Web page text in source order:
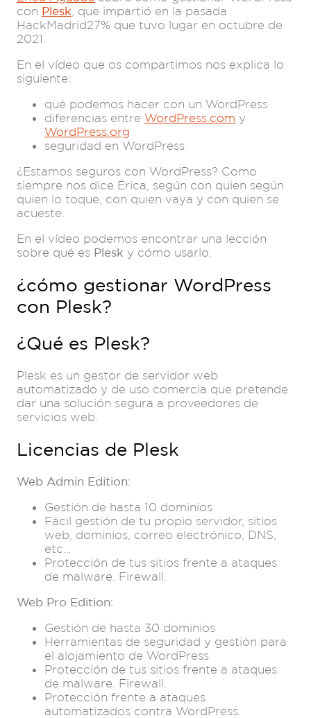
con Plesk , que impartió en la pasada
HackMadrid27% que tuvo lugar en octubre de
2021.
En el vídeo que os compartimos nos explica lo
siguiente:
qué podemos hacer con un WordPress
diferencias entre WordPress.com y
WordPress.org
seguridad en WordPress
¿Estamos seguros con WordPress? Como
siempre nos dice Érica, según con quien según
quien lo toque, con quien vaya y con quien se
acueste.
En el vídeo podemos encontrar una lección
sobre qué es Plesk y cómo usarlo.
¿cómo gestionar WordPress
con Plesk?
¿Qué es Plesk?
Plesk es un gestor de servidor web
automatizado y de uso comercia que pretende
dar una solución segura a proveedores de
servicios web.
Licencias de Plesk
Web Admin Edition:
Gestión de hasta 10 dominios
Fácil gestión de tu propio servidor, sitios
web, dominios, correo electrónico, DNS,
etc…
Protección de tus sitios frente a ataques
de malware. Firewall.
Web Pro Edition:
Gestión de hasta 30 dominios
Herramientas de seguridad y gestión para
el alojamiento de WordPress
Protección de tus sitios frente a ataques
de malware. Firewall.
Protección frente a ataques
automatizados contra WordPress.